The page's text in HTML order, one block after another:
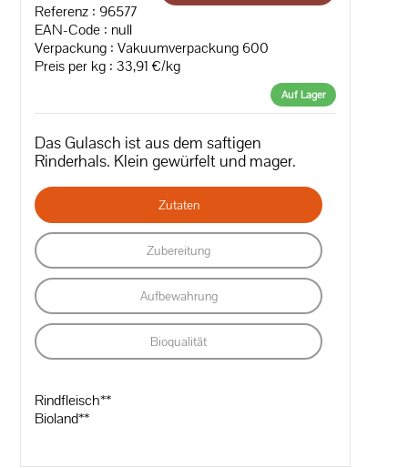
Referenz : 96577
EAN-Code : null
Verpackung : Vakuumverpackung 600
Preis per kg : 33,91 €/kg
Auf Lager
Das Gulasch ist aus dem saftigen
Rinderhals. Klein gewürfelt und mager.
Zutaten
Zubereitung
Aufbewahrung
Bioqualität
Rindfleisch**
Bioland**